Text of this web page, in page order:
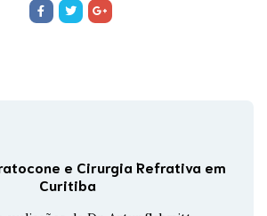
e Cirurgia Refrativa em
Curitiba